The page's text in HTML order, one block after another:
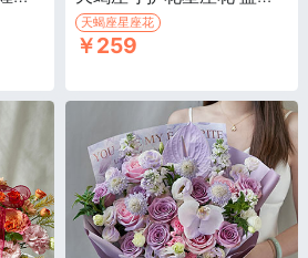
天蝎座星座花
￥259